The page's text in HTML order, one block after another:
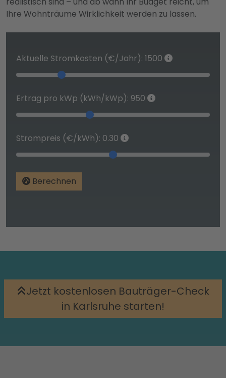
Jetzt kostenlosen Bauträger-Check
in Karlsruhe starten!
Ihre Wohnträume Wirklichkeit werden zu lassen.
Aktuelle Stromkosten (€/Jahr): 1500
Ertrag pro kWp (kWh/kWp): 950
Strompreis (€/kWh): 0.30
Berechnen